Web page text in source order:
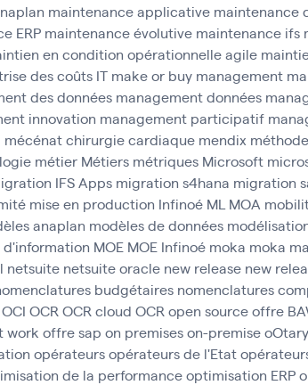
maintenance applicative maintenance
ERP maintenance évolutive maintenance ifs
en condition opérationnelle agile
des coûts IT make or buy management
des données management données
innovation management participatif
mécénat chirurgie cardiaque mendix
métier Métiers métriques Microsoft
IFS Apps migration s4hana migration
mise en production Infinoé ML MOA
anaplan modèles de données
d'information MOE MOE Infinoé moka moka
netsuite netsuite oracle new release new
budgétaires nomenclatures
OCI OCR OCR cloud OCR open sourceoffre
work offre sap on premiseson-premiseoOtary
opérateursopérateurs de l'Etat
de la performanceoptimisation ERP